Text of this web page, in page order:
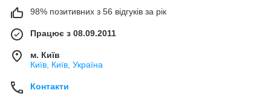
98% позитивних з 56 відгуків за рік
Працює з 08.09.2011
м. Київ
Київ, Київ, Україна
Контакти